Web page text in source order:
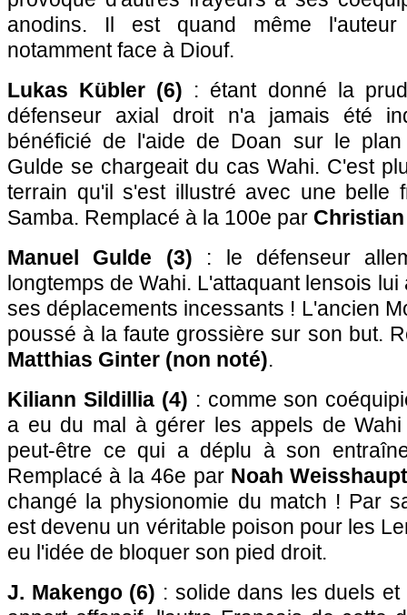
anodins. Il est quand même l'auteur
notamment face à Diouf.
Lukas Kübler (6) : étant donné la
défenseur axial droit n'a jamais été
bénéficié de l'aide de Doan sur le
Gulde se chargeait du cas Wahi. C'est
terrain qu'il s'est illustré avec une belle
Samba. Remplacé à la 100e par
Manuel Gulde (3) : le défenseur
longtemps de Wahi. L'attaquant lensois
ses déplacements incessants ! L'ancien
poussé à la faute grossière sur son but.
Matthias Ginter (non noté).
Kiliann Sildillia (4) : comme son
a eu du mal à gérer les appels de
peut-être ce qui a déplu à son
Remplacé à la 46e par Noah
changé la physionomie du match ! Par
est devenu un véritable poison pour les
eu l'idée de bloquer son pied droit.
J. Makengo (6) : solide dans les duels